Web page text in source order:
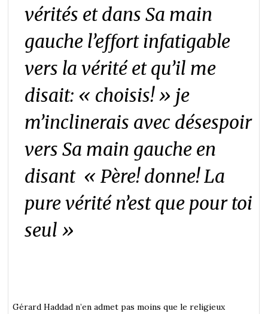
vérités et dans Sa main
gauche l’effort infatigable
vers la vérité et qu’il me
disait: « choisis! » je
m’inclinerais avec désespoir
vers Sa main gauche en
disant « Père! donne! La
pure vérité n’est que pour toi
seul »
Gérard Haddad n’en admet pas moins que le religieux